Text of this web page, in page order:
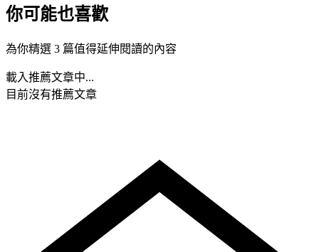
你可能也喜歡
為你精選 3 篇值得延伸閱讀的內容
載入推薦文章中...
目前沒有推薦文章